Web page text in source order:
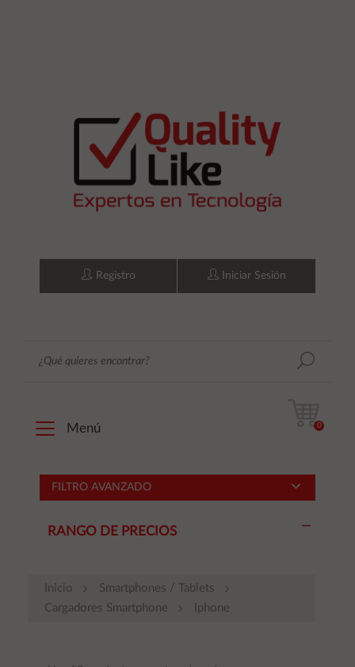
Registro Iniciar Sesión
Menú 0
FILTRO AVANZADO
RANGO DE PRECIOS
Inicio
Smartphones / Tablets
Cargadores Smartphone
Iphone